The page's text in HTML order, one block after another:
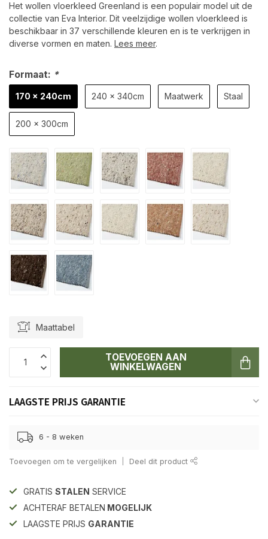
Het wollen vloerkleed Greenland is een populair model uit de
collectie van Eva Interior. Dit veelzijdige wollen vloerkleed is
beschikbaar in 37 verschillende kleuren en is te verkrijgen in
diverse vormen en maten. Lees meer.
Formaat: *
170 x 240cm 240 x 340cm Maatwerk Staal
200 x 300cm
Maattabel
TOEVOEGEN AAN
WINKELWAGEN
LAAGSTE PRIJS GARANTIE
6 - 8 weken
Toevoegen om te vergelijken Deel dit product
GRATIS STALEN SERVICE
ACHTERAF BETALEN MOGELIJK
LAAGSTE PRIJS GARANTIE